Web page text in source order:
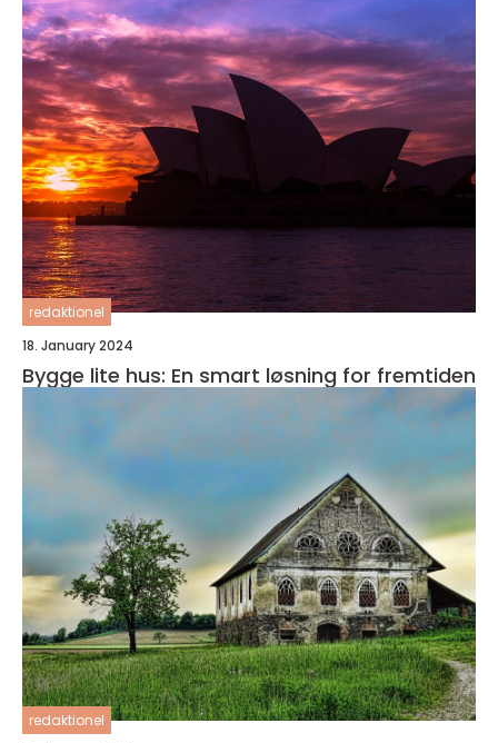
redaktionel
18. January 2024
Bygge lite hus: En smart løsning for fremtiden
redaktionel